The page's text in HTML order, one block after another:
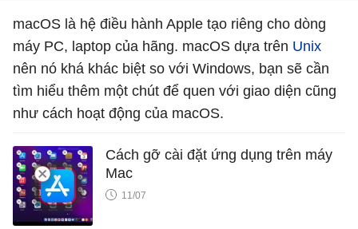
macOS là hệ điều hành Apple tạo riêng cho dòng
máy PC, laptop của hãng. macOS dựa trên Unix
nên nó khá khác biệt so với Windows, bạn sẽ cần
tìm hiểu thêm một chút để quen với giao diện cũng
như cách hoạt động của macOS.
Cách gỡ cài đặt ứng dụng trên máy
Mac
11/07